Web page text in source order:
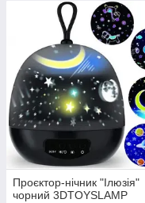
Проєктор-нічник "Ілюзія"
чорний 3DTOYSLAMP